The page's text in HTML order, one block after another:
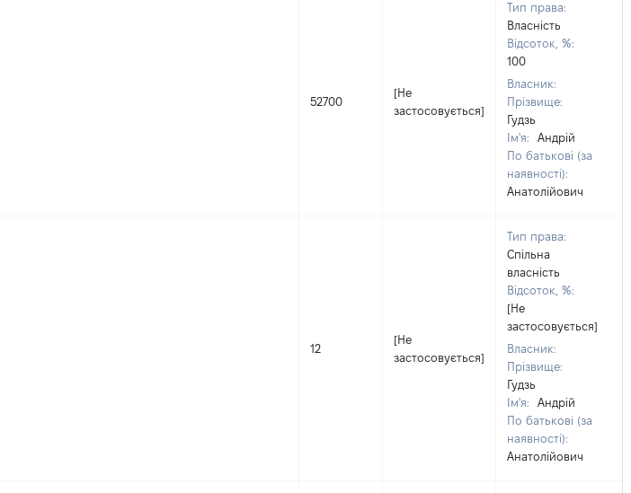
52700
[Не
застосовується]
Тип права:
Власність
Відсоток, %:
100
Власник:
Прізвище:
Гудзь
Ім'я:
Андрій
По батькові (за
наявності):
Анатолійович
12
[Не
застосовується]
Тип права:
Спільна
власність
Відсоток, %:
[Не
застосовується]
Власник:
Прізвище:
Гудзь
Ім'я:
Андрій
По батькові (за
наявності):
Анатолійович